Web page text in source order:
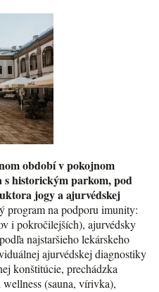
období v pokojnom
historickým parkom, pod
jogy a ajurvédskej
program na podporu imunity:
i pokročilejších), ajurvédsky
najstaršieho lekárskeho
ajurvédskej diagnostiky
konštitúcie, prechádzka
(sauna, vírivka),